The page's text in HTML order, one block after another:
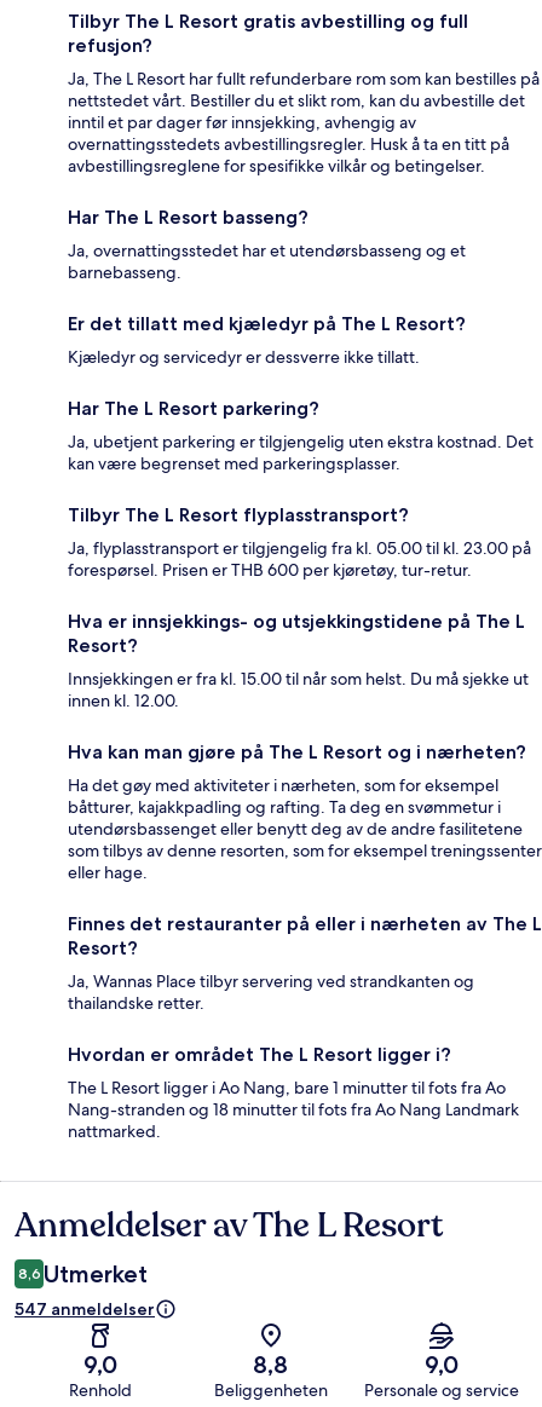
Tilbyr The L Resort gratis avbestilling og full
refusjon?
Ja, The L Resort har fullt refunderbare rom som kan bestilles på
nettstedet vårt. Bestiller du et slikt rom, kan du avbestille det
inntil et par dager før innsjekking, avhengig av
overnattingsstedets avbestillingsregler. Husk å ta en titt på
avbestillingsreglene for spesifikke vilkår og betingelser.
Har The L Resort basseng?
Ja, overnattingsstedet har et utendørsbasseng og et
barnebasseng.
Er det tillatt med kjæledyr på The L Resort?
Kjæledyr og servicedyr er dessverre ikke tillatt.
Har The L Resort parkering?
Ja, ubetjent parkering er tilgjengelig uten ekstra kostnad. Det
kan være begrenset med parkeringsplasser.
Tilbyr The L Resort flyplasstransport?
Ja, flyplasstransport er tilgjengelig fra kl. 05.00 til kl. 23.00 på
forespørsel. Prisen er THB 600 per kjøretøy, tur-retur.
Hva er innsjekkings- og utsjekkingstidene på The L
Resort?
Innsjekkingen er fra kl. 15.00 til når som helst. Du må sjekke ut
innen kl. 12.00.
Hva kan man gjøre på The L Resort og i nærheten?
Ha det gøy med aktiviteter i nærheten, som for eksempel
båtturer, kajakkpadling og rafting. Ta deg en svømmetur i
utendørsbassenget eller benytt deg av de andre fasilitetene
som tilbys av denne resorten, som for eksempel treningssenter
eller hage.
Finnes det restauranter på eller i nærheten av The L
Resort?
Ja, Wannas Place tilbyr servering ved strandkanten og
thailandske retter.
Hvordan er området The L Resort ligger i?
The L Resort ligger i Ao Nang, bare 1 minutter til fots fra Ao
Nang-stranden og 18 minutter til fots fra Ao Nang Landmark
nattmarked.
Anmeldelser
Anmeldelser av The L Resort
8,6 Utmerket
547 anmeldelser
9,0
Renhold
8,8
Beliggenheten
9,0
Personale og service